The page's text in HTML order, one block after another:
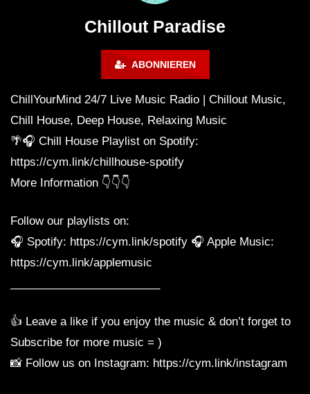
Chillout Paradise
ABONNIEREN
ChillYourMind 24/7 Live Music Radio | Chillout Music,
Chill House, Deep House, Relaxing Music
🌴🎧 Chill House Playlist on Spotify:
https://cym.link/chillhouse-spotify
More Information 👇👇👇
Follow our playlists on:
🎧 Spotify: https://cym.link/spotify 🎧 Apple Music:
https://cym.link/applemusic
👍 Leave a like if you enjoy the music & don’t forget to
Subscribe for more music = )
📸 Follow us on Instagram: https://cym.link/instagram